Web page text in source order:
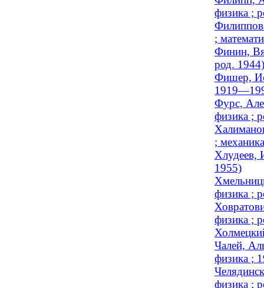
физика ;
;
Финин,
род. 1944)
Фишер,
Фурс,
физика ;
;
Хлудеев,
1955)
физика ;
физика ;
Чалей,
физика ;
физика ;